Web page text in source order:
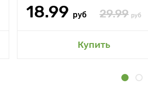
18.99 руб 29.99 руб
Купить